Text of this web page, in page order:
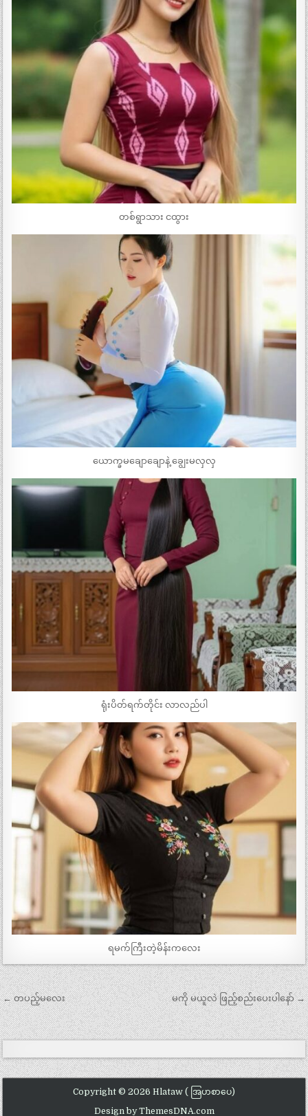
တစ်ရွာသား ငထွား
ယောက္ခမချောချောနဲ့ ချွေးမလှလှ
ရုံးပိတ်ရက်တိုင်း လာလည်ပါ
ရမက်ကြီးတဲ့မိန်းကလေး
Post
navigation
← တပည့်မလေး မကို မယူလဲ ဖြည့်စည်းပေးပါနော် →
Copyright © 2026 Hlataw ( အြပာစာပေ)
Design by ThemesDNA.com